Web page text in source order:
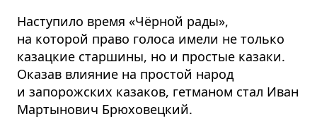
Наступило время «Чёрной рады»,
на которой право голоса имели не только
казацкие старшины, но и простые казаки.
Оказав влияние на простой народ
и запорожских казаков, гетманом стал Иван
Мартынович Брюховецкий.